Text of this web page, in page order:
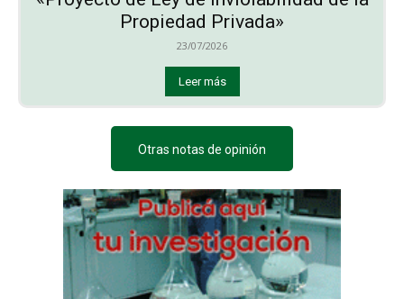
Propiedad Privada»
23/07/2026
Leer más
Otras notas de opinión